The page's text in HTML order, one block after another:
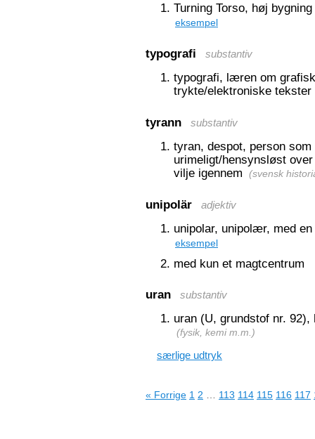
Turning Torso, høj
eksempel
typografi substantiv
typografi, læren om
trykte/elektroniske tekster
tyrann substantiv
tyran, despot, person
urimeligt/hensynsløst
vilje igennem
(svensk
unipolär adjektiv
unipolar, unipolær, med en
eksempel
med kun et magtcentrum
uran substantiv
uran (U, grundstof nr.
(fysik, kemi m.m. )
særlige udtryk
« Forrige 1 2 113 114 115 116 117